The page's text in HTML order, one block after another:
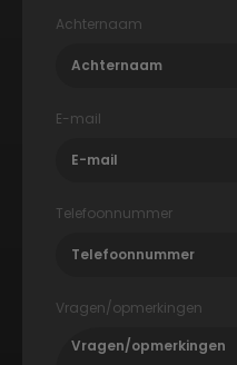
Achternaam
E-mail
Telefoonnummer
Vragen/opmerkingen